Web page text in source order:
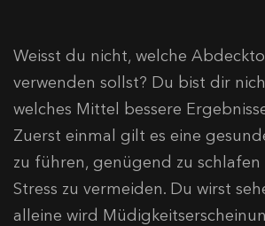
Weisst du nicht, welche
verwenden sollst? Du bist dir
welches Mittel bessere
Zuerst einmal gilt es eine
zu führen, genügend zu
Stress zu vermeiden. Du wirst
alleine wird